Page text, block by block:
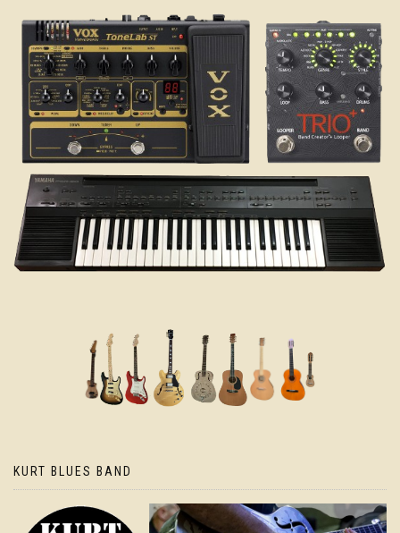
KURT BLUES BAND